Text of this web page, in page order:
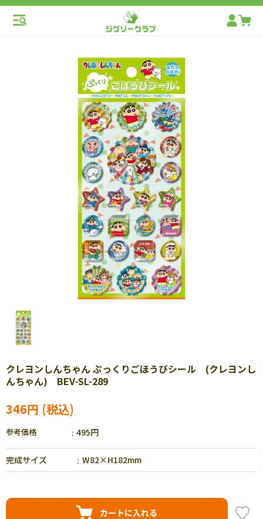
クレヨンしんちゃん ぷっくりごほうびシール (クレヨンし
んちゃん) BEV-SL-289
346円
参考価格 495円
完成サイズ W82×H182mm
カートに入れる